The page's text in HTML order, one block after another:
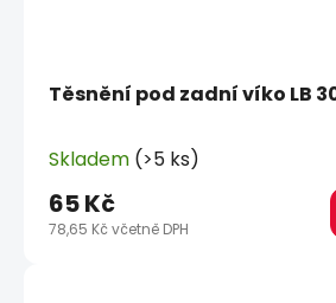
Těsnění pod zadní víko LB
Skladem (>5 ks)
78,65 Kč včetně DPH
65 Kč